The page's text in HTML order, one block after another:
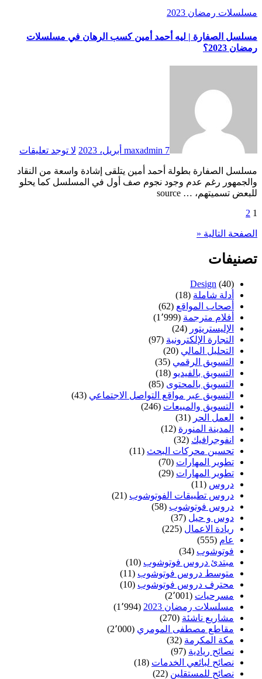
مسلسلات رمضان 2023
مسلسل الصفارة | ليه أحمد أمين كسب الرهان في مسلسلات
رمضان 2023؟
maxadmin 7 أبريل، 2023 لا توجد تعليقات
مسلسل الصفارة بطولة أحمد أمين يتلقى إشادة واسعة من النقاد
والجمهور رغم عدم وجود نجوم صف أول في المسلسل كما يحلو
للبعض تسميتهم، … source
تعدد
صفحات
المقالات
1
2
الصفحة التالية «
تصنيفات
Design (40)
أدلة شاملة (18)
أصحاب المواقع (62)
أفلام مترجمة (1٬999)
الإليستريتور (24)
التجارة الإلكترونية (97)
التحليل المالي (20)
التسويق الرقمي (35)
التسويق بالفيديو (18)
التسويق بالمحتوى (85)
التسويق عبر مواقع التواصل الاجتماعي (43)
التسويق والمبيعات (246)
العمل الحر (31)
المدينة المنورة (12)
انفوجرافيك (32)
تحسين محركات البحث (11)
تطوير المهارات (70)
تطوير المهارات (29)
دروس (11)
دروس تطبيقات الفوتوشوب (21)
دروس فوتوشوب (58)
دوس و حيل (37)
ريادة الاعمال (225)
عام (555)
فوتوشوب (34)
مبتدئ دروس فوتوشوب (10)
متوسط دروس فوتوشوب (11)
محترف دروس فوتوشوب (10)
مسرحيات (2٬001)
مسلسلات رمضان 2023
(1٬994)
مشاريع ناشئة (270)
مقاطع مصطفى المومري (2٬000)
مكة المكرمة (32)
نصائح ريادية (97)
نصائح لبائعي الخدمات (18)
نصائح للمستقلين (22)